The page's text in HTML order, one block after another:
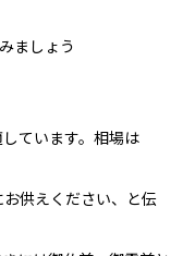
ましょう
ています。相場は
供えください、と伝